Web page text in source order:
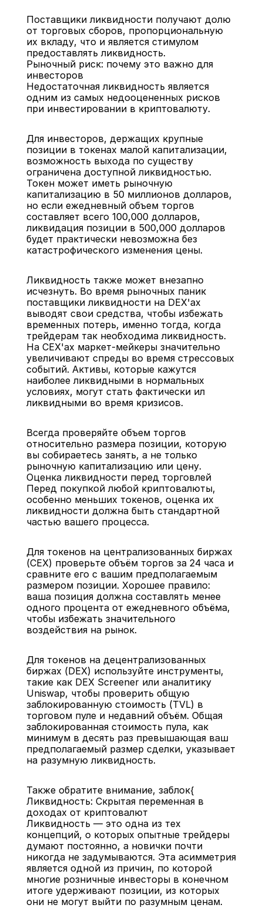
Поставщики ликвидности получают долю
от торговых сборов, пропорциональную
их вкладу, что и является стимулом
предоставлять ликвидность.
Рыночный риск: почему это важно для
инвесторов
Недостаточная ликвидность является
одним из самых недооцененных рисков
при инвестировании в криптовалюту.
Для инвесторов, держащих крупные
позиции в токенах малой капитализации,
возможность выхода по существу
ограничена доступной ликвидностью.
Токен может иметь рыночную
капитализацию в 50 миллионов долларов,
но если ежедневный объем торгов
составляет всего 100,000 долларов,
ликвидация позиции в 500,000 долларов
будет практически невозможна без
катастрофического изменения цены.
Ликвидность также может внезапно
исчезнуть. Во время рыночных паник
поставщики ликвидности на DEX'ах
выводят свои средства, чтобы избежать
временных потерь, именно тогда, когда
трейдерам так необходима ликвидность.
На CEX'ах маркет-мейкеры значительно
увеличивают спреды во время стрессовых
событий. Активы, которые кажутся
наиболее ликвидными в нормальных
условиях, могут стать фактически ил
ликвидными во время кризисов.
Всегда проверяйте объем торгов
относительно размера позиции, которую
вы собираетесь занять, а не только
рыночную капитализацию или цену.
Оценка ликвидности перед торговлей
Перед покупкой любой криптовалюты,
особенно меньших токенов, оценка их
ликвидности должна быть стандартной
частью вашего процесса.
Для токенов на централизованных биржах
(CEX) проверьте объём торгов за 24 часа и
сравните его с вашим предполагаемым
размером позиции. Хорошее правило:
ваша позиция должна составлять менее
одного процента от ежедневного объёма,
чтобы избежать значительного
воздействия на рынок.
Для токенов на децентрализованных
биржах (DEX) используйте инструменты,
такие как DEX Screener или аналитику
Uniswap, чтобы проверить общую
заблокированную стоимость (TVL) в
торговом пуле и недавний объём. Общая
заблокированная стоимость пула, как
минимум в десять раз превышающая ваш
предполагаемый размер сделки, указывает
на разумную ликвидность.
Также обратите внимание, заблок{
Ликвидность: Скрытая переменная в
доходах от криптовалют
Ликвидность — это одна из тех
концепций, о которых опытные трейдеры
думают постоянно, а новички почти
никогда не задумываются. Эта асимметрия
является одной из причин, по которой
многие розничные инвесторы в конечном
итоге удерживают позиции, из которых
они не могут выйти по разумным ценам.